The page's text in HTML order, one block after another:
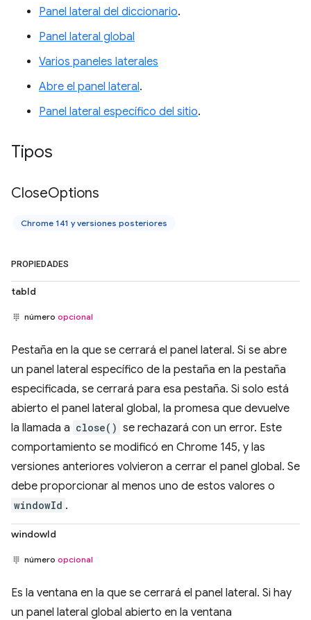
Panel lateral del diccionario.
Panel lateral global
Varios paneles laterales
Abre el panel lateral.
Panel lateral específico del sitio.
Tipos
CloseOptions
Chrome 141 y versiones posteriores
PROPIEDADES
tabId
número opcional
Pestaña en la que se cerrará el panel lateral. Si se abre
un panel lateral específico de la pestaña en la pestaña
especificada, se cerrará para esa pestaña. Si solo está
abierto el panel lateral global, la promesa que devuelve
la llamada a close() se rechazará con un error. Este
comportamiento se modificó en Chrome 145, y las
versiones anteriores volvieron a cerrar el panel global. Se
debe proporcionar al menos uno de estos valores o
windowId .
windowId
número opcional
Es la ventana en la que se cerrará el panel lateral. Si hay
un panel lateral global abierto en la ventana